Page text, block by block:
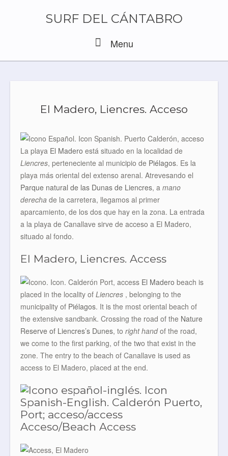
SURF DEL CÁNTABRO
Menu
El Madero, Liencres. Acceso
La playa El Madero está situado en la localidad de
Liencres, perteneciente al municipio de Piélagos. Es la
playa más oriental del extenso arenal. Atrevesando el
Parque natural de las Dunas de Liencres, a mano
derecha de la carretera, llegamos al primer
aparcamiento, de los dos que hay en la zona. La entrada
a la playa de Canallave sirve de acceso a El Madero,
situado al fondo.
El Madero, Liencres. Access
El Madero beach is
placed in the locality of Liencres , belonging to the
municipality of Piélagos. It is the most oriental beach of
the extensive sandbank. Crossing the road of the Nature
Reserve of Liencres’s Dunes, to right handof the road,
we come to the first parking, of the two that exist in the
zone. The entry to the beach of Canallave is used as
access to El Madero, placed at the end.
Acceso/Beach Access